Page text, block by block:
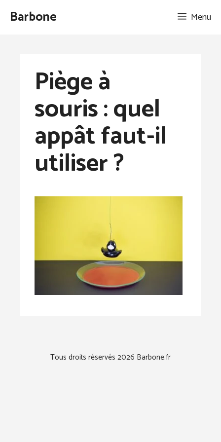
AllerBarbone Menu
Piège à
souris : quel
appât faut-il
utiliser ?
Tous droits réservés 2026 Barbone.fr